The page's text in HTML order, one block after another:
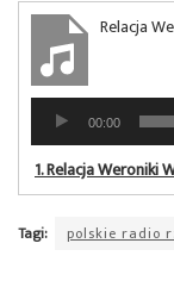
Relacja
Odtwarzacz
plików
dźwiękowych
00:00
1.Relacja Weroniki
Tagi: polskie radio